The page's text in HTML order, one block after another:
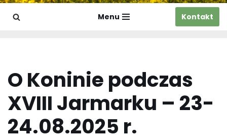
Menu Kontakt
O Koninie podczas
XVIII Jarmarku – 23-
24.08.2025 r.